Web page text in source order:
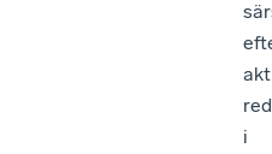
i